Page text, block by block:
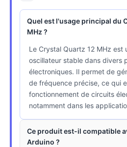
Quel est l'usage principal du
MHz ?
Le Crystal Quartz 12 MHz est
oscillateur stable dans divers
électroniques. Il permet de
de fréquence précise, ce qui
fonctionnement de circuits
notamment dans les
Ce produit est-il compatible
Arduino ?